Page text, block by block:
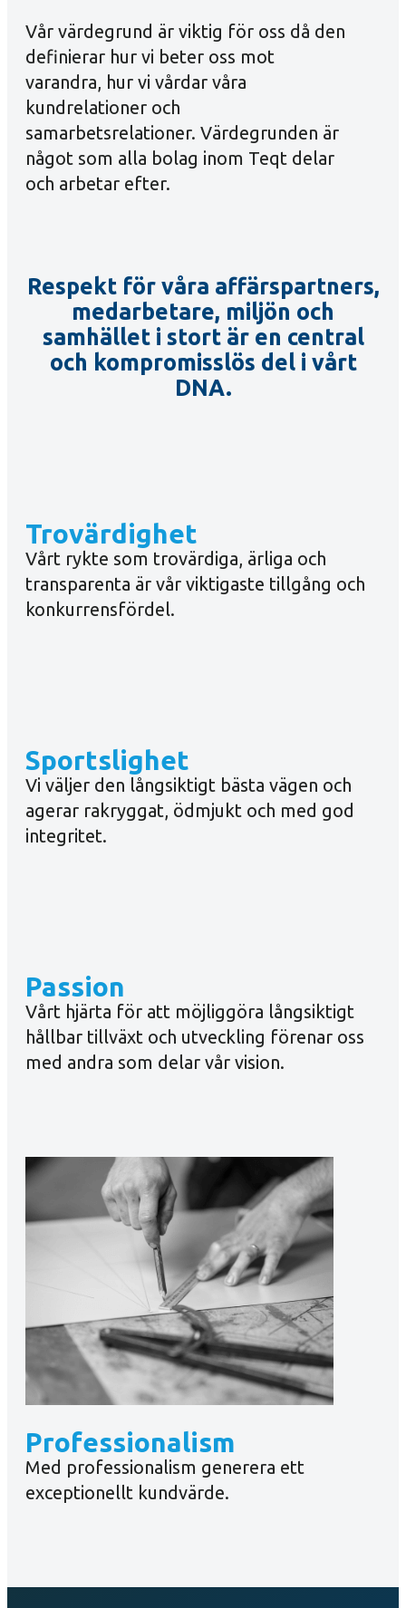
Vår värdegrund är viktig för oss då den
definierar hur vi beter oss mot
varandra, hur vi vårdar våra
kundrelationer och
samarbetsrelationer. Värdegrunden är
något som alla bolag inom Teqt delar
och arbetar efter.
Respekt för våra affärspartners,
medarbetare, miljön och
samhället i stort är en central
och kompromisslös del i vårt
DNA.
Trovärdighet
Vårt rykte som trovärdiga, ärliga och
transparenta är vår viktigaste tillgång och
konkurrensfördel.
Sportslighet
Vi väljer den långsiktigt bästa vägen och
agerar rakryggat, ödmjukt och med god
integritet.
Passion
Vårt hjärta för att möjliggöra långsiktigt
hållbar tillväxt och utveckling förenar oss
med andra som delar vår vision.
Professionalism
Med professionalism generera ett
exceptionellt kundvärde.